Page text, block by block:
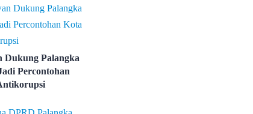
Dukung Palangka
Percontohan